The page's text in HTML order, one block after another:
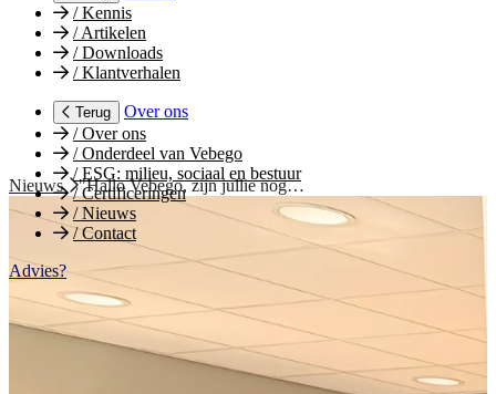
/Kennis
/Artikelen
/Downloads
/Klantverhalen
Terug
Over ons
/Over ons
/Onderdeel van Vebego
/ESG: milieu, sociaal en bestuur
/Certificeringen
/Nieuws
/Contact
Advies?
Nieuws "Hallo Vebego, zijn jullie nog…